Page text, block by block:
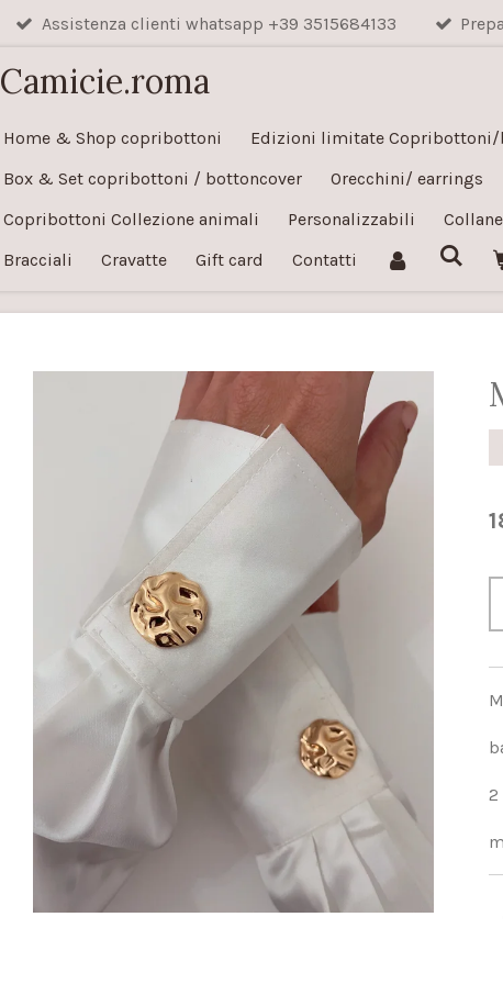
Assistenza clienti whatsapp +39 3515684133
Camicie.roma
Home & Shop copribottoni
Edizioni limitate Copribottoni/
Box & Set copribottoni / bottoncover
Orecchini/ earrings
Copribottoni Collezione animali
Personalizzabili
Bracciali
Cravatte Gift card Contatti
2